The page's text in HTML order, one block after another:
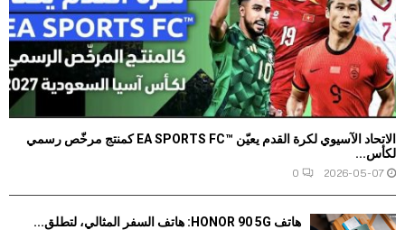
الاتحاد الآسيوي لكرة القدم يعيّن ™EA SPORTS FC كمنتج مرخّص رسمي
لكأس...
2026-05-07
0
هاتف HONOR 90 5G: هاتف السفر المثالي، لتطلق...